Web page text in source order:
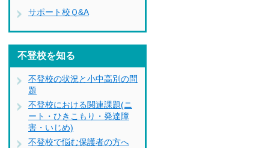
サポート校Ｑ&A
不登校を知る
不登校の状況と小中高別の問
題
不登校における関連課題(ニ
ート・ひきこもり・発達障
害・いじめ)
不登校で悩む保護者の方へ